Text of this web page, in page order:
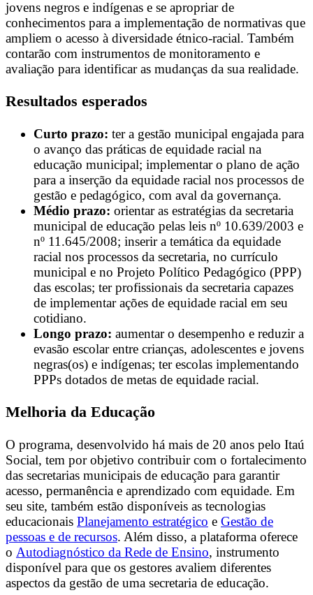
jovens negros e indígenas e se apropriar de
conhecimentos para a implementação de normativas que
ampliem o acesso à diversidade étnico-racial. Também
contarão com instrumentos de monitoramento e
avaliação para identificar as mudanças da sua realidade.
Resultados esperados
Curto prazo: ter a gestão municipal engajada para
o avanço das práticas de equidade racial na
educação municipal; implementar o plano de ação
para a inserção da equidade racial nos processos de
gestão e pedagógico, com aval da governança.
Médio prazo: orientar as estratégias da secretaria
municipal de educação pelas leis nº 10.639/2003 e
nº 11.645/2008; inserir a temática da equidade
racial nos processos da secretaria, no currículo
municipal e no Projeto Político Pedagógico (PPP)
das escolas; ter profissionais da secretaria capazes
de implementar ações de equidade racial em seu
cotidiano.
Longo prazo: aumentar o desempenho e reduzir a
evasão escolar entre crianças, adolescentes e jovens
negras(os) e indígenas; ter escolas implementando
PPPs dotados de metas de equidade racial.
Melhoria da Educação
O programa, desenvolvido há mais de 20 anos pelo Itaú
Social, tem por objetivo contribuir com o fortalecimento
das secretarias municipais de educação para garantir
acesso, permanência e aprendizado com equidade. Em
seu site, também estão disponíveis as tecnologias
educacionais Planejamento estratégico e Gestão de
pessoas e de recursos. Além disso, a plataforma oferece
o Autodiagnóstico da Rede de Ensino, instrumento
disponível para que os gestores avaliem diferentes
aspectos da gestão de uma secretaria de educação.